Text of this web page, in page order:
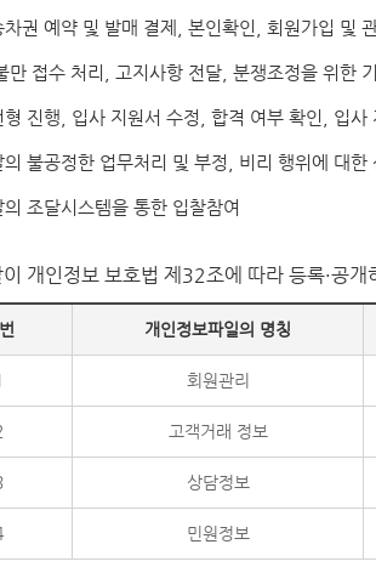
권 예약 및 발매 결제, 본인확인, 회원가입 및
만 접수 처리, 고지사항 전달, 분쟁조정을 위한
형 진행, 입사 지원서 수정, 합격 여부 확인, 입사
불공정한 업무처리 및 부정, 비리 행위에 대한
조달시스템을 통한 입찰참여
개인정보 보호법 제32조에 따라 등록·공
개인정보파일의 명칭
회원관리
고객거래 정보
상담정보
민원정보